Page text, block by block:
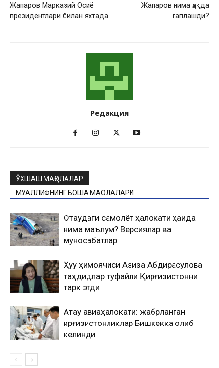
Жапаров Марказий Осиё
президентлари билан яхтада
Жапаров нима ҳақда
гаплашди?
Редакция
ЎХШАШ МАҚОЛАЛАР
МУАЛЛИФНИНГ БОШҚА МАҚОЛАЛАРИ
Оқтаудаги самолёт ҳалокати ҳақида
нима маълум? Версиялар ва
муносабатлар
Ҳуқуқ ҳимоячиси Азиза Абдирасулова
таҳдидлар туфайли Қирғизистонни
тарк этди
Ақтау авиаҳалокати: жабрланган
қирғизистонликлар Бишкекка олиб
келинди